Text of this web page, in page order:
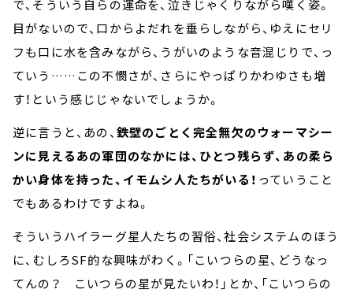
で、そういう自らの運命を、泣きじゃくりながら嘆く姿。
目がないので、口からよだれを垂らしながら、ゆえにセリ
フも口に水を含みながら、うがいのような音混じりで、っ
ていう……この不憫さが、さらにやっぱりかわゆさも増
す！という感じじゃないでしょうか。
逆に言うと、あの、鉄壁のごとく完全無欠のウォーマシー
ンに見えるあの軍団のなかには、ひとつ残らず、あの柔ら
かい身体を持った、イモムシ人たちがいる！ っていうこと
でもあるわけですよね。
そういうハイラーグ星人たちの習俗、社会システムのほう
に、むしろSF的な興味がわく。「こいつらの星、どうなっ
てんの？ こいつらの星が見たいわ！」とか、「こいつらの